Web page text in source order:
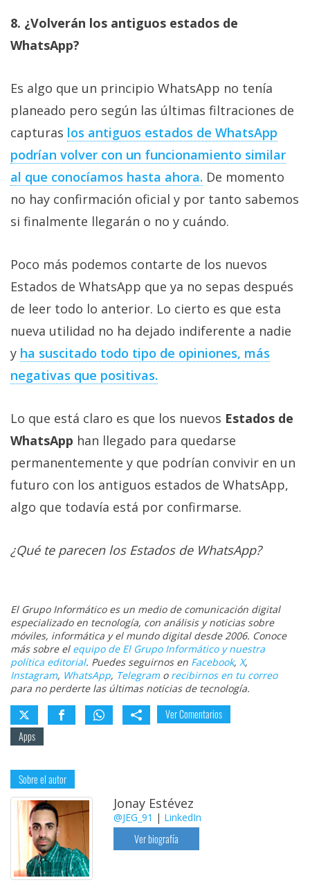
8. ¿Volverán los antiguos estados de
WhatsApp?
Es algo que un principio WhatsApp no tenía
planeado pero según las últimas filtraciones de
capturas los antiguos estados de WhatsApp
podrían volver con un funcionamiento similar
al que conocíamos hasta ahora. De momento
no hay confirmación oficial y por tanto sabemos
si finalmente llegarán o no y cuándo.
Poco más podemos contarte de los nuevos
Estados de WhatsApp que ya no sepas después
de leer todo lo anterior. Lo cierto es que esta
nueva utilidad no ha dejado indiferente a nadie
y ha suscitado todo tipo de opiniones, más
negativas que positivas.
Lo que está claro es que los nuevos Estados de
WhatsApp han llegado para quedarse
permanentemente y que podrían convivir en un
futuro con los antiguos estados de WhatsApp,
algo que todavía está por confirmarse.
¿Qué te parecen los Estados de WhatsApp?
El Grupo Informático es un medio de comunicación digital
especializado en tecnología, con análisis y noticias sobre
móviles, informática y el mundo digital desde 2006. Conoce
más sobre el equipo de El Grupo Informático y nuestra
política editorial. Puedes seguirnos en Facebook, X,
Instagram, WhatsApp, Telegramo recibirnos en tu correo
para no perderte las últimas noticias de tecnología.
Ver Comentarios
Apps
Sobre el autor
Jonay Estévez
@JEG_91 | LinkedIn
Ver biografía